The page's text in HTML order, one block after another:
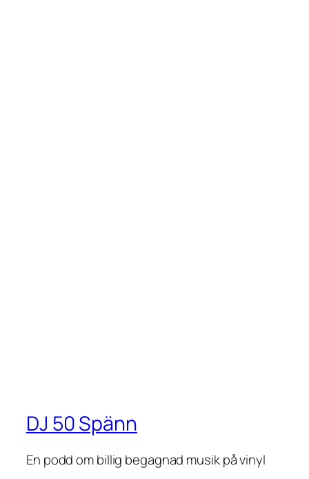
DJ 50 Spänn
En podd om billig begagnad musik på vinyl